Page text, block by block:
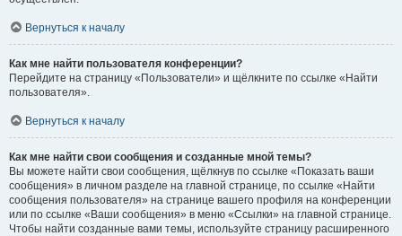
Вернуться к началу
Как мне найти пользователя конференции?
Перейдите на страницу «Пользователи» и щёлкните по ссылке «Найти
пользователя».
Вернуться к началу
Как мне найти свои сообщения и созданные мной темы?
Вы можете найти свои сообщения, щёлкнув по ссылке «Показать ваши
сообщения» в личном разделе на главной странице, по ссылке «Найти
сообщения пользователя» на странице вашего профиля на конференции
или по ссылке «Ваши сообщения» в меню «Ссылки» на главной странице.
Чтобы найти созданные вами темы, используйте страницу расширенного